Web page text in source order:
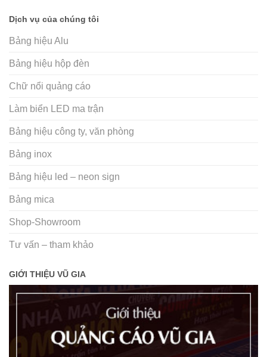
Dịch vụ của chúng tôi
Bảng hiệu Alu
Bảng hiệu hộp đèn
Chữ nổi quảng cáo
Làm biển LED ma trận
Bảng hiệu công ty, văn phòng
Bảng inox
Bảng hiệu led – neon sign
Bảng mica
Shop-Showroom
Tư vấn – tham khảo
GIỚI THIỆU VŨ GIA